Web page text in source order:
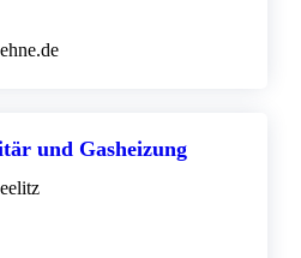
und Gasheizung